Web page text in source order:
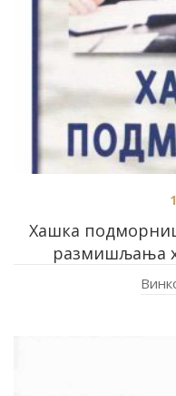
Хашка
размишљања